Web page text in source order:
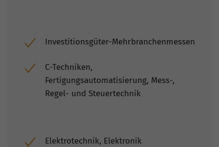
Investitionsgüter-Mehrbranchenmessen
C-Techniken,
Fertigungsautomatisierung, Mess-,
Regel- und Steuertechnik
Elektrotechnik, Elektronik